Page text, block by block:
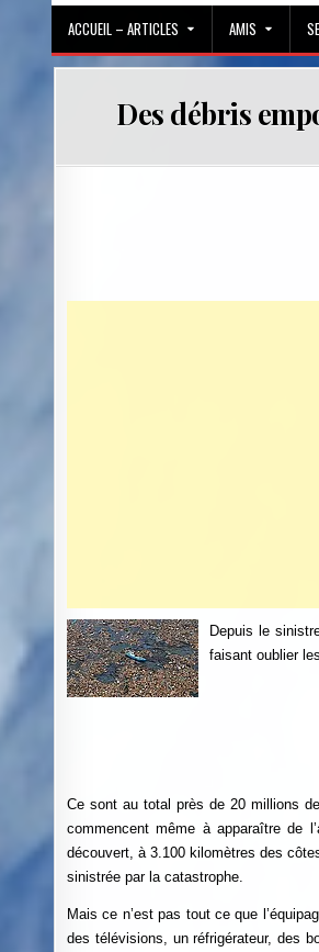
ACCUEIL – ARTICLES AMIS
Des débris
Depuis le
faisant oublier
Ce sont au total près de 20 millions
commencent même à apparaître de
découvert, à 3.100 kilomètres des
sinistrée par la catastrophe.
Mais ce n’est pas tout ce que
des télévisions, un réfrigérateur, des